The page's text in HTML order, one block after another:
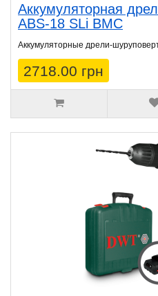
Аккумуляторная
ABS-18 SLi BMC
Аккумуляторные дрели-
2718.00 грн